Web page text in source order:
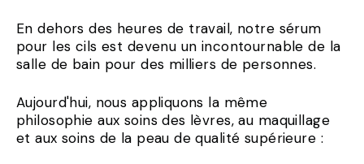
En dehors des heures de travail, notre sérum
pour les cils est devenu un incontournable de la
salle de bain pour des milliers de personnes.
Aujourd'hui, nous appliquons la même
philosophie aux soins des lèvres, au maquillage
et aux soins de la peau de qualité supérieure :